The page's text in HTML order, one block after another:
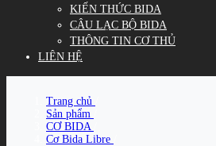
KIẾN THỨC BIDA
CÂU LẠC BỘ BIDA
THÔNG TIN CƠ THỦ
LIÊN HỆ
Trang chủ
Sản phẩm
CƠ BIDA
Cơ Bida Libre